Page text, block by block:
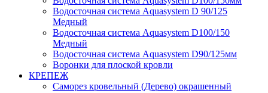
Водосточная система Aquasystem D 90/125
Медный
Водосточная система Aquasystem D100/150
Медный
Водосточная система Aquasystem D90/125мм
Воронки для плоской кровли
КРЕПЕЖ
Саморез кровельный (Дерево) окрашенный